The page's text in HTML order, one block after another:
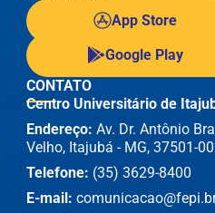
App Store
Google Play
CONTATO
Centro Universitário de
Endereço: Av. Dr. Antônio
Velho, Itajubá - MG, 37501-
Telefone: (35) 3629-8400
E-mail: